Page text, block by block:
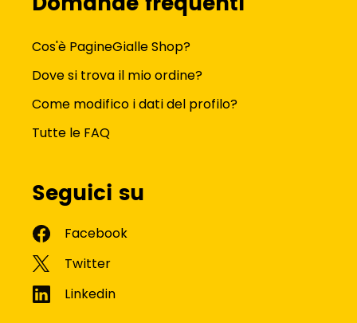
Cos'è PagineGialle Shop?
Dove si trova il mio ordine?
Come modifico i dati del profilo?
Tutte le FAQ
Seguici su